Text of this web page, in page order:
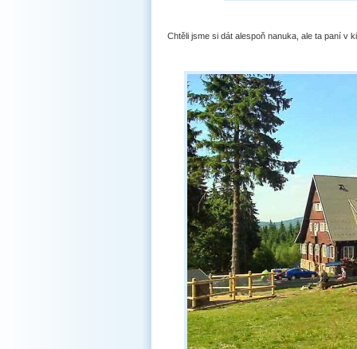
Chtěli jsme si dát alespoň nanuka, ale ta paní